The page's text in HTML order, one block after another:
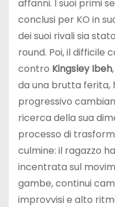
affanni. I suoi primi
conclusi per KO in
dei suoi rivali sia
round. Poi, il
contro Kingsley Ibeh
da una brutta ferita,
progressivo
ricerca della sua
processo di
culmine: il ragazzo
incentrata sul
gambe, continui
improvvisi e alto